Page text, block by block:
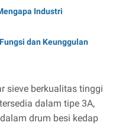
Industri
dan Keunggulan
sieve berkualitas tinggi
dalam tipe 3A,
drum besi kedap